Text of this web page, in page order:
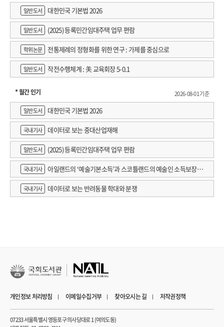
일반도서 대한민국 기본법 2026
일반도서 (2025) 등록민간임대주택 업무 편람
학위논문 전통제례의 정형화를 위한 연구 : 가제를 중심으로
일반도서 작전수행체계 : 美 교육회장 5-0.1
* 월간 인기
2026-08-01 기준
일반도서
대한민국 기본법 2026
국내기사 데이터로 보는 중대산업재해
일반도서 (2025) 등록민간임대주택 업무 편람
국내기사
아일랜드의 ‘예술기본소득’과 스코틀랜드의 예술인 소득보장정
책 논의
국내기사 데이터로 보는 반려동물 학대와 분쟁
개인정보 처리방침 이메일수집거부 찾아오시는 길 저작권정책
07233 서울특별시 영등포구 의사당대로 1 (여의도동)